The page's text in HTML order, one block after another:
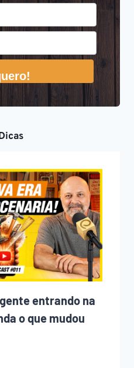
entrando na
o que mudou